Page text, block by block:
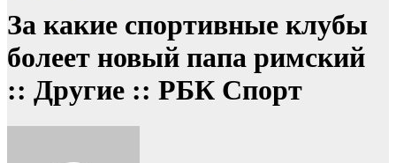
За какие спортивные клубы
болеет новый папа римский
:: Другие :: РБК Спорт